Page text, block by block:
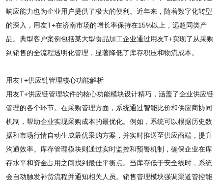
响应能力也为企业用户提供了极大的便利。近年来，随着数字化转型
的深入，用友T+在济南市场的增长率保持在15%以上，远超同类产
品。典型客户案例包括某大型食品加工企业通过用友T+实现了从采购
到销售的全流程透明化管理，显著降低了库存积压和物流成本。
用友T+供应链管理核心功能解析
用友T+供应链管理软件的核心功能模块设计精巧，涵盖了企业供应链
管理的各个环节。在采购管理方面，系统通过智能比价和供应商协同
机制，帮助企业实现采购成本的最优化。例如，系统可以根据历史数
据和市场行情自动生成最优采购方案，并实时推送至供应商端，提升
沟通效率。库存管理模块则通过实时监控和预警机制，确保企业在库
存水平和资金占用之间找到最佳平衡点。当库存低于安全线时，系统
会自动触发补货流程并通知相关人员。销售管理模块强调渠道管控能